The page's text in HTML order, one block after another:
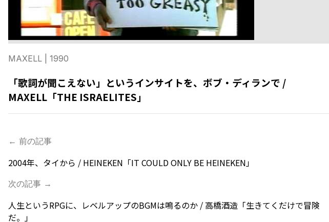
MAXELL | 1990
「歌詞が聞こえない」というインサイトを、ボブ・ディランで /
MAXELL「THE ISRAELITES」
← 前の記事
2004年、タイから / HEINEKEN「IT COULD ONLY BE HEINEKEN」
次の記事 →
人生というRPGに、レベルアップのBGMは鳴るのか / 高橋酒造「生きてくだけで冒険
だ。」